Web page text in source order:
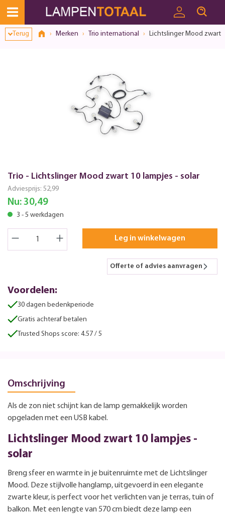
Terug Merken Trio international Lichtslinger Mood zwart
Trio - Lichtslinger Mood zwart 10 lampjes - solar
Adviesprijs: 52,99
Nu: 30,49
3 - 5 werkdagen
Leg in winkelwagen
Offerte of advies aanvragen
Voordelen:
30 dagen bedenkperiode
Gratis achteraf betalen
Trusted Shops score: 4.57 / 5
Omschrijving
Als de zon niet schijnt kan de lamp gemakkelijk worden
opgeladen met een USB kabel.
Lichtslinger Mood zwart 10 lampjes -
solar
Breng sfeer en warmte in je buitenruimte met de Lichtslinger
Mood. Deze stijlvolle hanglamp, uitgevoerd in een elegante
zwarte kleur, is perfect voor het verlichten van je terras, tuin of
balkon. Met een lengte van 570 cm biedt deze lamp een